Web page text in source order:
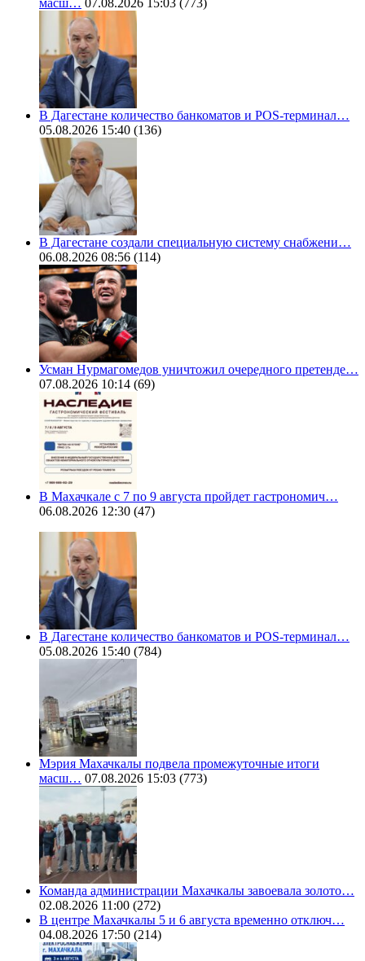
масш… 07.08.2026 15:03 (773)
В Дагестане количество банкоматов и POS-терминал…
05.08.2026 15:40 (136)
В Дагестане создали специальную систему снабжени…
06.08.2026 08:56 (114)
Усман Нурмагомедов уничтожил очередного претенде…
07.08.2026 10:14 (69)
В Махачкале с 7 по 9 августа пройдет гастрономич…
06.08.2026 12:30 (47)
В Дагестане количество банкоматов и POS-терминал…
05.08.2026 15:40 (784)
Мэрия Махачкалы подвела промежуточные итоги
масш… 07.08.2026 15:03 (773)
Команда администрации Махачкалы завоевала золото…
02.08.2026 11:00 (272)
В центре Махачкалы 5 и 6 августа временно отключ…
04.08.2026 17:50 (214)